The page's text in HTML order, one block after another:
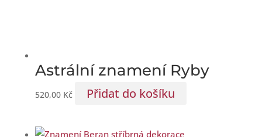
Astrální znamení Ryby
520,00 Kč Přidat do košíku